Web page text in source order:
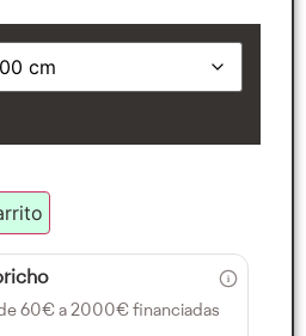
de 60€ a 2000€ financiadas